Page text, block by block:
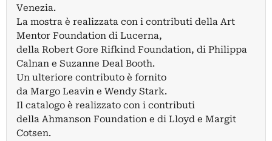
Venezia.
La mostra è realizzata con i contributi della Art
Mentor Foundation di Lucerna,
della Robert Gore Rifkind Foundation, di Philippa
Calnan e Suzanne Deal Booth.
Un ulteriore contributo è fornito
da Margo Leavin e Wendy Stark.
Il catalogo è realizzato con i contributi
della Ahmanson Foundation e di Lloyd e Margit
Cotsen.